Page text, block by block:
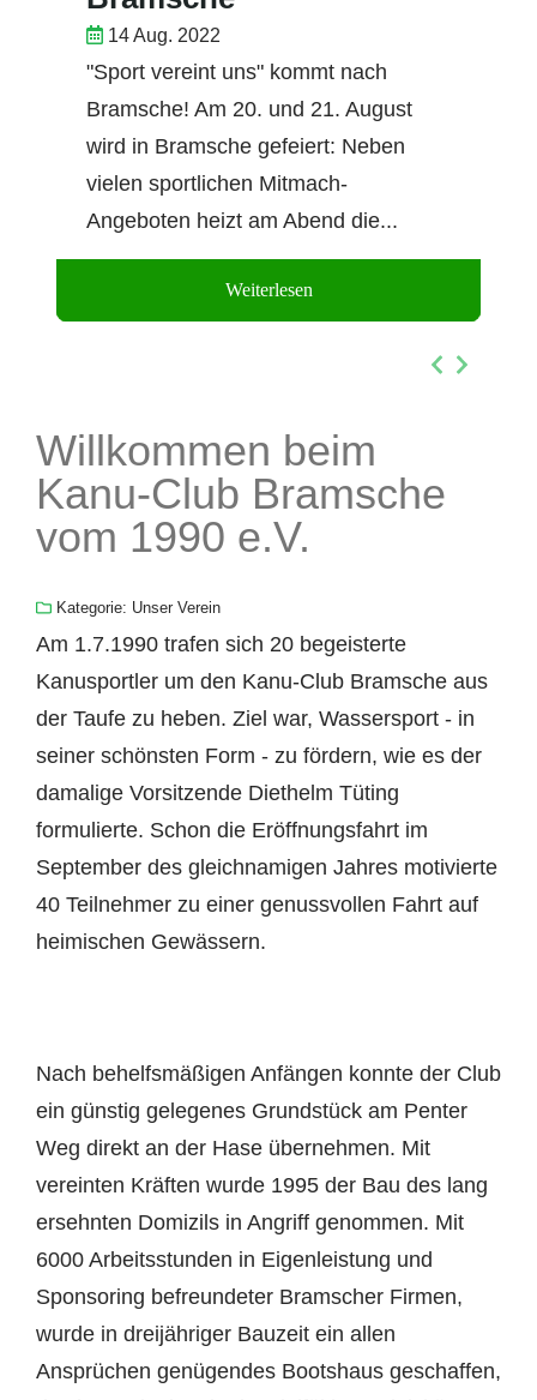
14 Aug. 2022
"Sport vereint uns" kommt nach
Bramsche! Am 20. und 21. August
wird in Bramsche gefeiert: Neben
vielen sportlichen Mitmach-
Angeboten heizt am Abend die...
Weiterlesen
Willkommen beim
Kanu-Club Bramsche
vom 1990 e.V.
Kategorie: Unser Verein
Am 1.7.1990 trafen sich 20 begeisterte
Kanusportler um den Kanu-Club Bramsche aus
der Taufe zu heben. Ziel war, Wassersport - in
seiner schönsten Form - zu fördern, wie es der
damalige Vorsitzende Diethelm Tüting
formulierte. Schon die Eröffnungsfahrt im
September des gleichnamigen Jahres motivierte
40 Teilnehmer zu einer genussvollen Fahrt auf
heimischen Gewässern.
Nach behelfsmäßigen Anfängen konnte der Club
ein günstig gelegenes Grundstück am Penter
Weg direkt an der Hase übernehmen. Mit
vereinten Kräften wurde 1995 der Bau des lang
ersehnten Domizils in Angriff genommen. Mit
6000 Arbeitsstunden in Eigenleistung und
Sponsoring befreundeter Bramscher Firmen,
wurde in dreijähriger Bauzeit ein allen
Ansprüchen genügendes Bootshaus geschaffen,